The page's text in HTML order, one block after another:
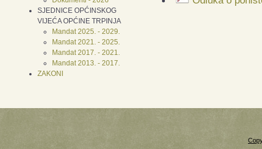
SJEDNICE OPĆINSKOG
VIJEĆA OPĆINE TRPINJA
Mandat 2025. - 2029.
Mandat 2021. - 2025.
Mandat 2017. - 2021.
Mandat 2013. - 2017.
ZAKONI